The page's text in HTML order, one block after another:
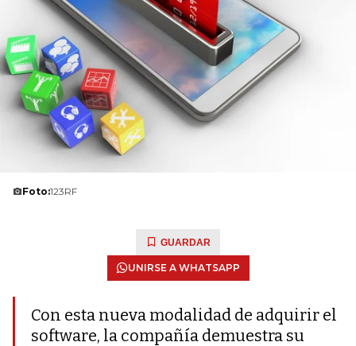
Foto:123RF
GUARDAR
UNIRSE A WHATSAPP
Con esta nueva modalidad de adquirir el
software, la compañía demuestra su